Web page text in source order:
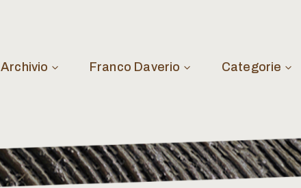
Archivio Franco Daverio Categorie